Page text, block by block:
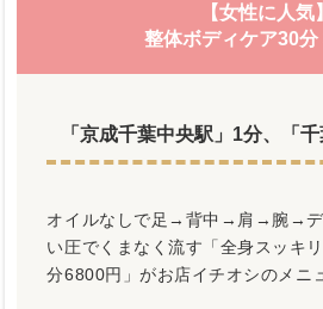
【女性に人気】
整体ボディケア30分
「京成千葉中央駅」1分、「
オイルなしで足→背中→肩→腕→
い圧でくまなく流す「全身スッキ
分6800円」がお店イチオシのメニ